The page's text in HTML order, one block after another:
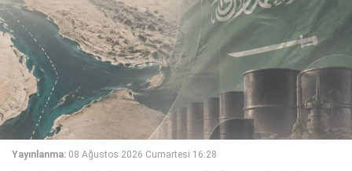
Yayınlanma: 08 Ağustos 2026 Cumartesi 16:28